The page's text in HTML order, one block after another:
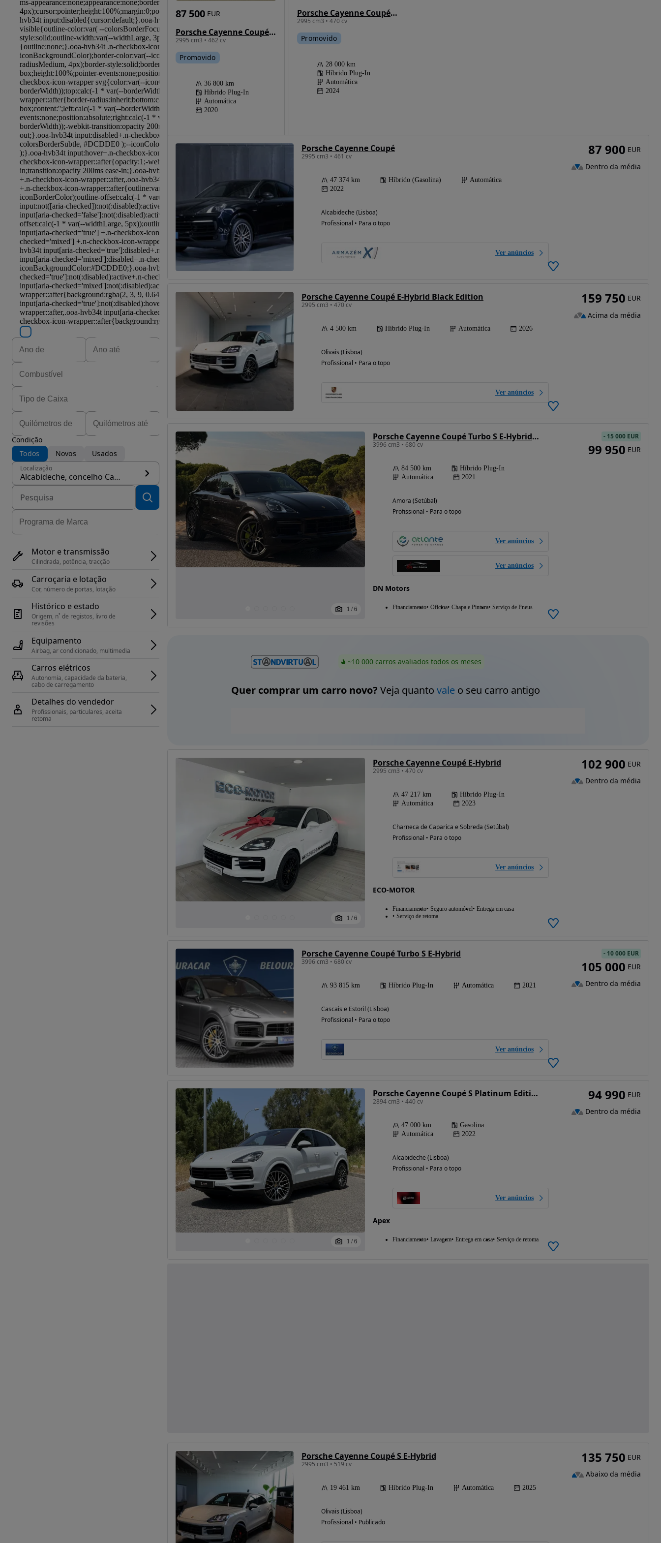
Condição
Todos
Novos Usados
Localização
Alcabideche, concelho Cascais
Motor e transmissão
Cilindrada, potência, tracção
Carroçaria e lotação
Cor, número de portas, lotação
Histórico e estado
Origem, n˚ de registos, livro de
revisões
Equipamento
Airbag, ar condicionado, multimedia
Carros elétricos
Autonomia, capacidade da bateria,
cabo de carregamento
Detalhes do vendedor
Profissionais, particulares, aceita
retoma
Porsche Cayenne Coupé E-Hybrid
2995 cm3 • 462 cv
87 500 EUR
Promovido
36 800 km
Híbrido Plug-In
Automática
2020
Porsche Cayenne Coupé E-Hybrid Black Edition
2995 cm3 • 470 cv
Promovido
28 000 km
Híbrido Plug-In
Automática
2024
Porsche Cayenne Coupé
2995 cm3 • 461 cv
47 374 km Híbrido (Gasolina)
Automática
2022
Alcabideche (Lisboa)
Profissional • Para o topo
Ver anúncios
87 900 EUR
Dentro da média
Porsche Cayenne Coupé E-Hybrid Black Edition
2995 cm3 • 470 cv
4 500 km Híbrido Plug-In Automática 2026
Olivais (Lisboa)
Profissional • Para o topo
Ver anúncios
159 750 EUR
Acima da média
1 / 6
Porsche Cayenne Coupé Turbo S E-Hybrid Tiptronic S
3996 cm3 • 680 cv
84 500 km
Híbrido Plug-In
Automática
2021
Amora (Setúbal)
Profissional • Para o topo
Ver anúncios
Ver anúncios
DN Motors
Financiamento Oficina Chapa e Pintura Serviço de Pneus
- 15 000 EUR
99 950 EUR
~10 000 carros avaliados todos os meses
Quer comprar um carro novo? Veja quanto valeo seu carro antigo
1 / 6
Porsche Cayenne Coupé E-Hybrid
2995 cm3 • 470 cv
47 217 km
Híbrido Plug-In
Automática
2023
Charneca de Caparica e Sobreda (Setúbal)
Profissional • Para o topo
Ver anúncios
ECO-MOTOR
Financiamento Seguro automóvel Entrega em casa
Serviço de retoma
102 900 EUR
Dentro da média
Porsche Cayenne Coupé Turbo S E-Hybrid
3996 cm3 • 680 cv
93 815 km Híbrido Plug-In Automática 2021
Cascais e Estoril (Lisboa)
Profissional • Para o topo
Ver anúncios
- 10 000 EUR
105 000 EUR
Dentro da média
1 / 6
Porsche Cayenne Coupé S Platinum Edition
2894 cm3 • 440 cv
47 000 km
Gasolina
Automática
2022
Alcabideche (Lisboa)
Profissional • Para o topo
Ver anúncios
Apex
Financiamento Lavagem Entrega em casa Serviço de retoma
94 990 EUR
Dentro da média
Porsche Cayenne Coupé S E-Hybrid
2995 cm3 • 519 cv
19 461 km Híbrido Plug-In Automática 2025
Olivais (Lisboa)
Profissional • Publicado
135 750 EUR
Abaixo da média